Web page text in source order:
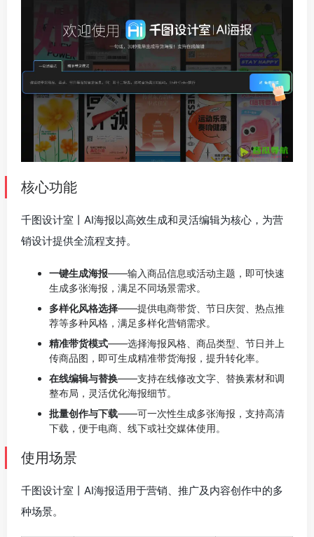
核心功能
千图设计室丨AI海报以高效生成和灵活编辑为核心，为营
销设计提供全流程支持。
一键生成海报——输入商品信息或活动主题，即可快速
生成多张海报，满足不同场景需求。
多样化风格选择——提供电商带货、节日庆贺、热点推
荐等多种风格，满足多样化营销需求。
精准带货模式——选择海报风格、商品类型、节日并上
传商品图，即可生成精准带货海报，提升转化率。
在线编辑与替换——支持在线修改文字、替换素材和调
整布局，灵活优化海报细节。
批量创作与下载——可一次性生成多张海报，支持高清
下载，便于电商、线下或社交媒体使用。
使用场景
千图设计室丨AI海报适用于营销、推广及内容创作中的多
种场景。